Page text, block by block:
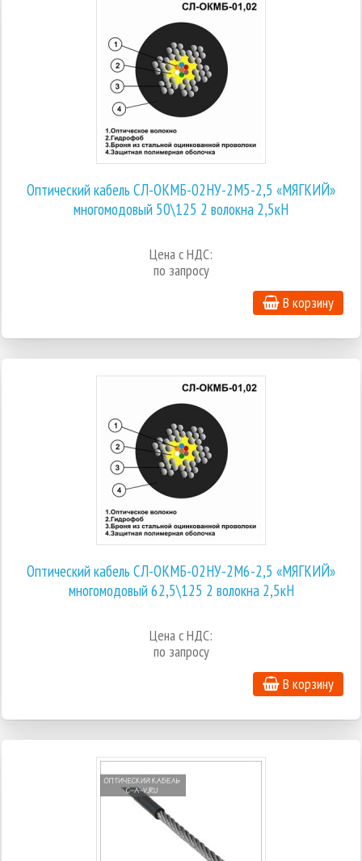
Оптический кабель СЛ-ОКМБ-02НУ-2М5-2,5 «МЯГКИЙ»
многомодовый 50\125 2 волокна 2,5кН
Цена с НДС:
по запросу
В корзину
Оптический кабель СЛ-ОКМБ-02НУ-2М6-2,5 «МЯГКИЙ»
многомодовый 62,5\125 2 волокна 2,5кН
Цена с НДС:
по запросу
В корзину